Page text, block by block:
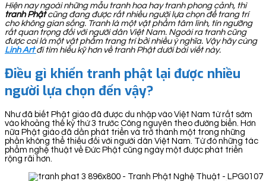
Hiện nay ngoài những mẫu tranh hoa hay tranh phong cảnh, thì
tranh Phậtcũng đang được rất nhiều người lựa chọn để trang trí
cho không gian sống. Tranh là một vật phẩm tâm linh, tín ngưỡng
rất quan trọng đối với người dân Việt Nam. Ngoài ra tranh cũng
được coi là một vật phẩm trang trí bởi nhiều ý nghĩa. Vậy hãy cùng
Linh Artđi tìm hiểu kỹ hơn về tranh Phật dưới bài viết này.
Điều gì khiến tranh phật lại được nhiều
người lựa chọn đến vậy?
Như đã biết Phật giáo đã được du nhập vào Việt Nam từ rất sớm
vào khoảng thế kỷ thứ 3 trước Công nguyên theo đường biển. Hơn
nữa Phật giáo đã dần phát triển và trở thành một trong những
phần không thể thiếu đối với người dân Việt Nam. Từ đó những tác
phẩm nghệ thuật về Đức Phật cũng ngày một được phát triển
rộng rãi hơn.